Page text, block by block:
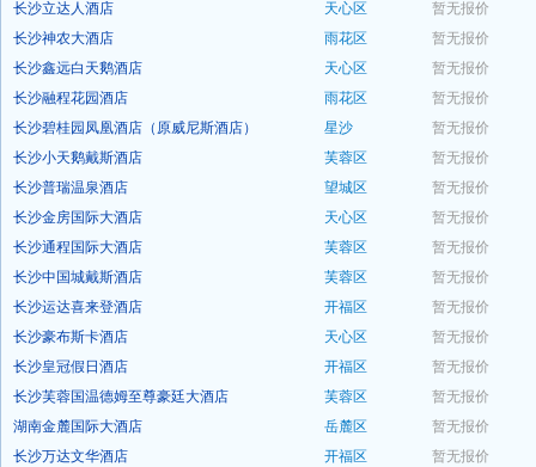
预订
长沙立达人酒店 天心区
暂无报价
预订
长沙神农大酒店 雨花区
暂无报价
预订
长沙鑫远白天鹅酒店 天心区
暂无报价
预订
长沙融程花园酒店 雨花区
暂无报价
预订
长沙碧桂园凤凰酒店（原威尼斯酒店） 星沙
暂无报价
预订
长沙小天鹅戴斯酒店 芙蓉区
暂无报价
预订
长沙普瑞温泉酒店 望城区
暂无报价
预订
长沙金房国际大酒店 天心区
暂无报价
预订
长沙通程国际大酒店 芙蓉区
暂无报价
预订
长沙中国城戴斯酒店 芙蓉区
暂无报价
预订
长沙运达喜来登酒店 开福区
暂无报价
预订
长沙豪布斯卡酒店 天心区
暂无报价
预订
长沙皇冠假日酒店 开福区
暂无报价
预订
长沙芙蓉国温德姆至尊豪廷大酒店 芙蓉区
暂无报价
预订
湖南金麓国际大酒店 岳麓区
暂无报价
预订
长沙万达文华酒店 开福区
暂无报价